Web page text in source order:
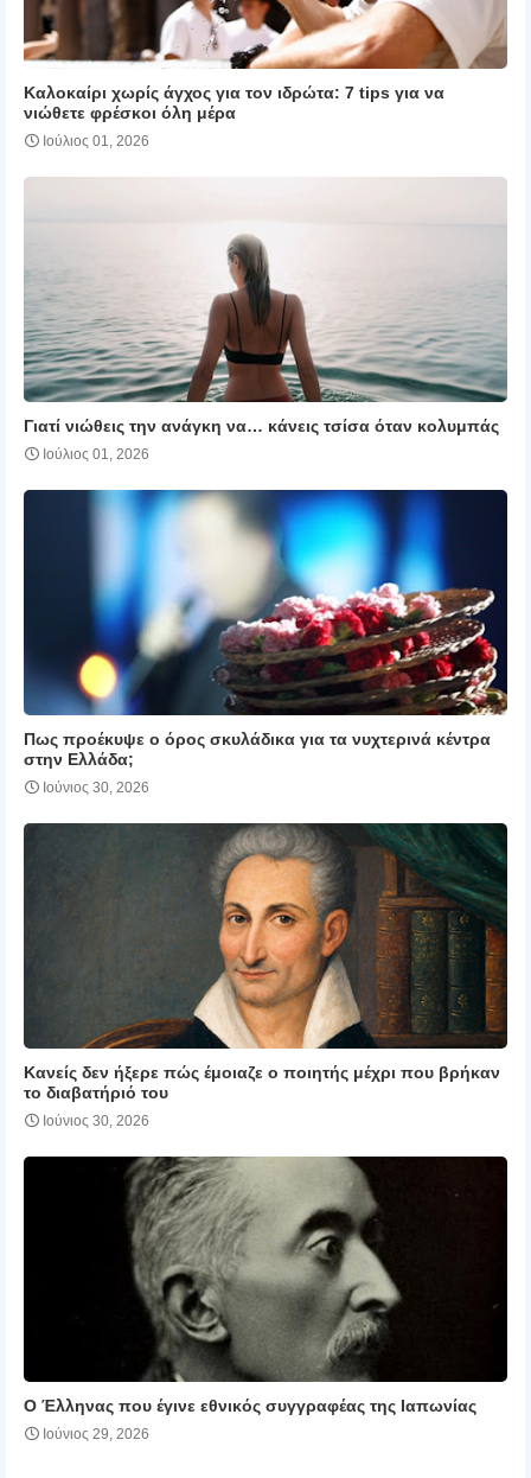
Καλοκαίρι χωρίς άγχος για τον ιδρώτα: 7 tips για να
νιώθετε φρέσκοι όλη μέρα
Ιούλιος 01, 2026
Γιατί νιώθεις την ανάγκη να… κάνεις τσίσα όταν κολυμπάς
Ιούλιος 01, 2026
Πως προέκυψε ο όρος σκυλάδικα για τα νυχτερινά κέντρα
στην Ελλάδα;
Ιούνιος 30, 2026
Κανείς δεν ήξερε πώς έμοιαζε ο ποιητής μέχρι που βρήκαν
το διαβατήριό του
Ιούνιος 30, 2026
Ο Έλληνας που έγινε εθνικός συγγραφέας της Ιαπωνίας
Ιούνιος 29, 2026